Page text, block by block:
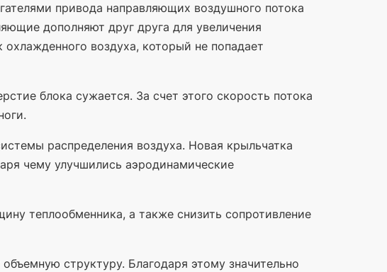
привода направляющих воздушного потока
дополняют друг друга для увеличения
воздуха, который не попадает
блока сужается. За счет этого скорость потока
распределения воздуха. Новая крыльчатка
чему улучшились аэродинамические
теплообменника, а также снизить сопротивление
структуру. Благодаря этому значительно